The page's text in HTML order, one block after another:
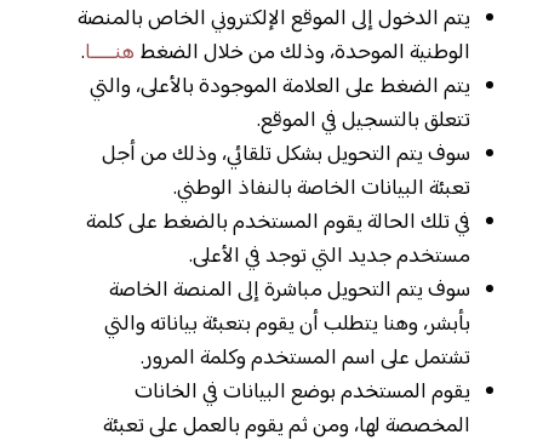
يتم الدخول إلى الموقع الإلكتروني الخاص بالمنصة
الوطنية الموحدة، وذلك من خلال الضغط هنـــــا.
يتم الضغط على العلامة الموجودة بالأعلى، والتي
تتعلق بالتسجيل في الموقع.
سوف يتم التحويل بشكل تلقائي، وذلك من أجل
تعبئة البيانات الخاصة بالنفاذ الوطني.
في تلك الحالة يقوم المستخدم بالضغط على كلمة
مستخدم جديد التي توجد في الأعلى.
سوف يتم التحويل مباشرة إلى المنصة الخاصة
بأبشر، وهنا يتطلب أن يقوم بتعبئة بياناته والتي
تشتمل على اسم المستخدم وكلمة المرور.
يقوم المستخدم بوضع البيانات في الخانات
المخصصة لها، ومن ثم يقوم بالعمل على تعبئة